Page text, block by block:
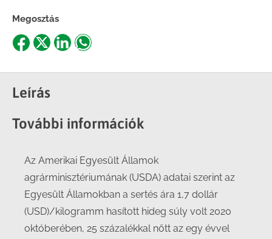
Megosztás
Share
Facebook
Share
X
ShareShare
Leírás
További információk
Az Amerikai Egyesült Államok
agrárminisztériumának (USDA) adatai szerint az
Egyesült Államokban a sertés ára 1,7 dollár
(USD)/kilogramm hasított hideg súly volt 2020
októberében, 25 százalékkal nőtt az egy évvel